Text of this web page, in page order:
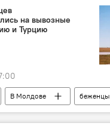
на вывозные
и Турцию
В Молдове беженцы